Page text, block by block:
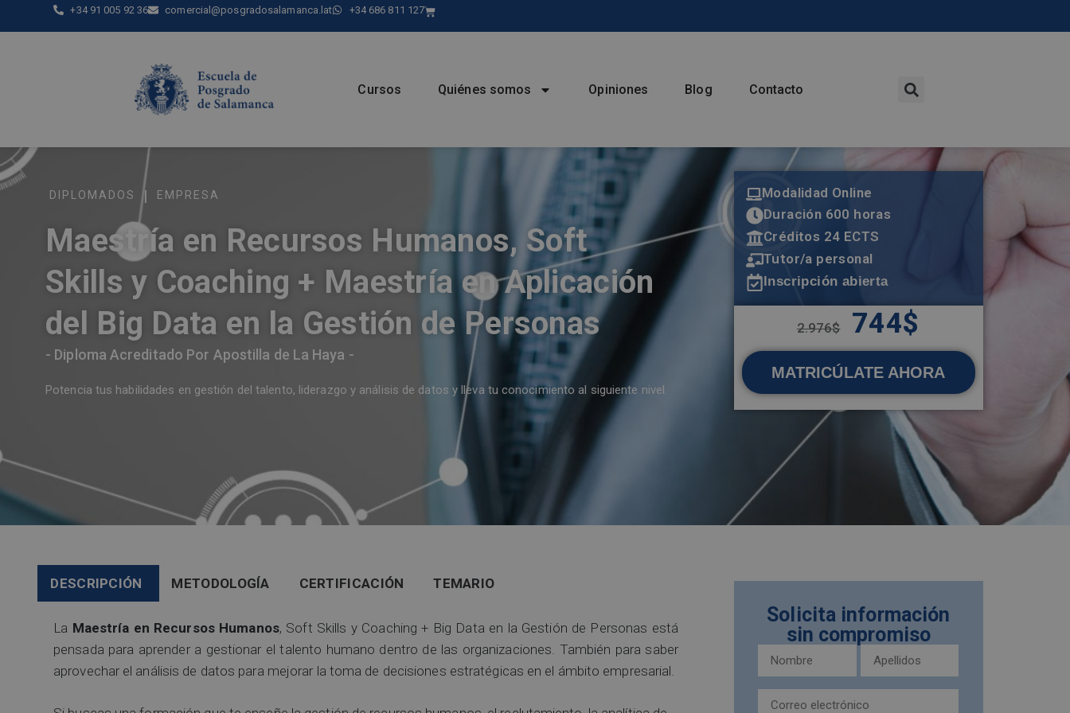
+34 91 005 92 36 comercial@posgradosalamanca.lat +34 686 811 127
Cursos Quiénes somos Opiniones Blog Contacto
DIPLOMADOS | EMPRESA
Maestría en Recursos Humanos, Soft
Skills y Coaching + Maestría en Aplicación
del Big Data en la Gestión de Personas
- Diploma Acreditado Por Apostilla de La Haya -
Potencia tus habilidades en gestión del talento, liderazgo y análisis de datos y lleva tu conocimiento al siguiente nivel.
Modalidad Online
Duración 600 horas
Créditos 24 ECTS
Tutor/a personal
Inscripción abierta
2.976$ 744$
MATRICÚLATE AHORA
DESCRIPCIÓN METODOLOGÍA CERTIFICACIÓN TEMARIO
La Maestría en Recursos Humanos, Soft Skills y Coaching + Big Data en la Gestión de Personas está
pensada para aprender a gestionar el talento humano dentro de las organizaciones. También para saber
aprovechar el análisis de datos para mejorar la toma de decisiones estratégicas en el ámbito empresarial.
Solicita información
sin compromiso
Nombre
apellidos
Apellidos
Email